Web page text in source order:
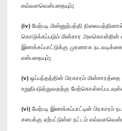
எவ்வளவென்பதையும்;
(iv) மேற்படி மின்னுற்பத்தி
கொடுக்கப்படும் மின்சார அலகொன்றின்
இணக்கப்பாட்டுக்கு முரணாக
என்பதையும்;
(v) ஒப்பந்தத்தின் பிரகாரம்
உறுதிபடுத்துவதற்கு
(vi) மேற்படி இணக்கப்பாட்டின்
சபைக்கு ஏற்பட்டுள்ள நட்டம்